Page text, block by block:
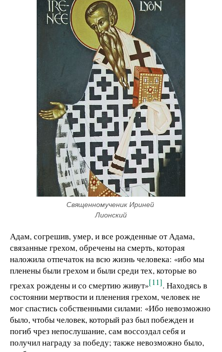
Священномученик Ириней
Лионский
Адам, согрешив, умер, и все рожденные от Адама,
связанные грехом, обречены на смерть, которая
наложила отпечаток на всю жизнь человека: «ибо мы
пленены были грехом и были среди тех, которые во
грехах рождены и со смертию живут»[11]. Находясь в
состоянии мертвости и пленения грехом, человек не
мог спастись собственными силами: «Ибо невозможно
было, чтобы человек, который раз был побежден и
погиб чрез непослушание, сам воссоздал себя и
получил награду за победу; также невозможно было,